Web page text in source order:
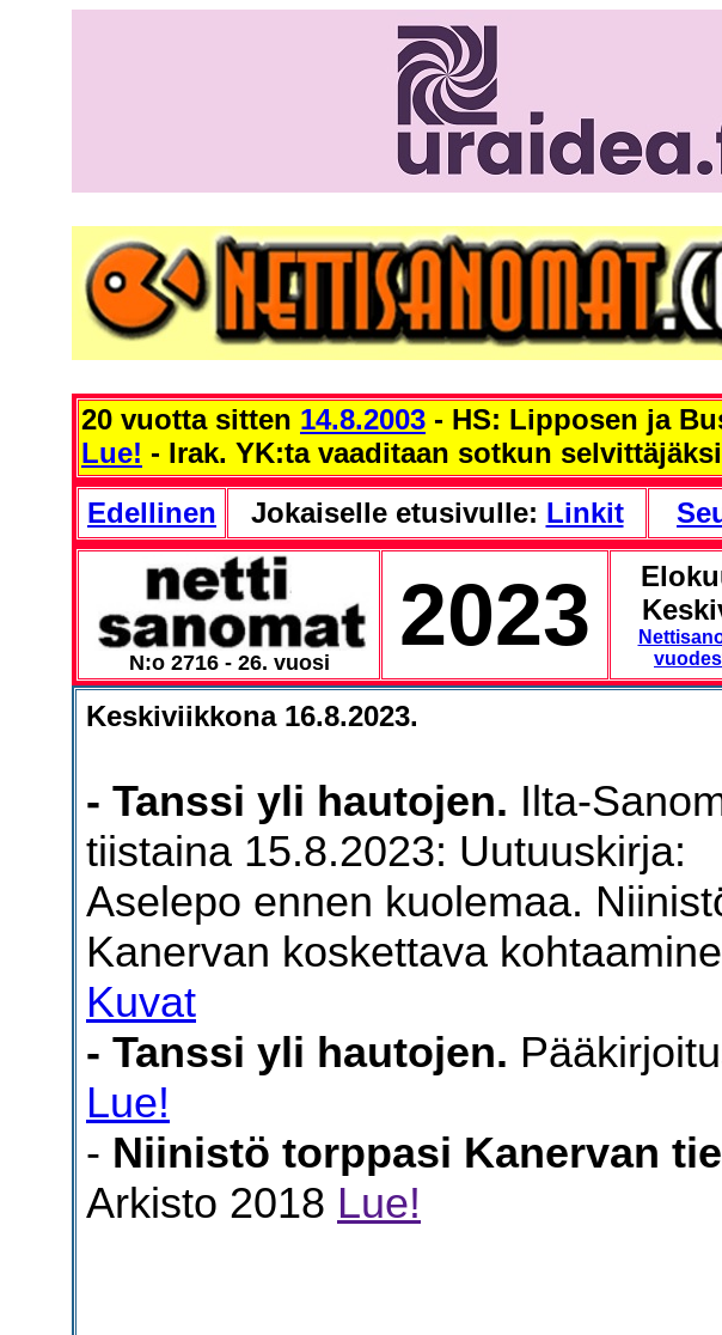
20 vuotta sitten 14.8.2003 - HS: Lipposen ja
Lue! - Irak. YK:ta vaaditaan sotkun
Edellinen
Jokaiselle etusivulle: Linkit
N:o 2716 - 26. vuosi 2023
Keskiviikkona 16.8.2023.
- Tanssi yli hautojen. Ilta-
tiistaina 15.8.2023: Uutuuskirja:
Aselepo ennen kuolemaa.
Kanervan koskettava
Kuvat
- Tanssi yli hautojen.
Lue!
- Niinistö torppasi Kanervan
Arkisto 2018 Lue!